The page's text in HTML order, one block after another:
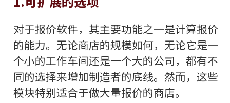
对于报价软件，其主要功能之一是计算报价
的能力。无论商店的规模如何，无论它是一
个小的工作车间还是一个大的公司，都有不
同的选择来增加制造者的底线。然而，这些
模块特别适合于做大量报价的商店。